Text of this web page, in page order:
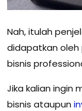
Nah, itulah
didapatkan oleh
bisnis
Jika kalian ingin
bisnis ataupun